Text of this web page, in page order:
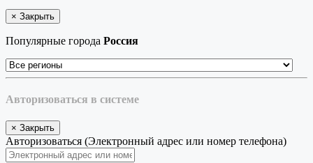
× Закрыть
Популярные города Россия
Авторизоваться в системе
× Закрыть
Авторизоваться (Электронный адрес или номер телефона)